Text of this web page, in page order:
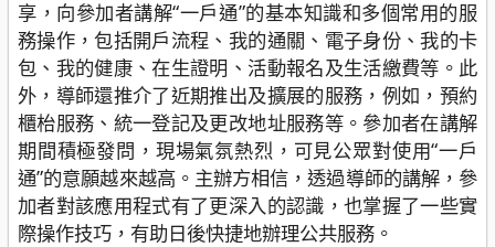
享，向參加者講解“一戶通”的基本知識和多個常用的服
務操作，包括開戶流程、我的通關、電子身份、我的卡
包、我的健康、在生證明、活動報名及生活繳費等。此
外，導師還推介了近期推出及擴展的服務，例如，預約
櫃枱服務、統一登記及更改地址服務等。參加者在講解
期間積極發問，現場氣氛熱烈，可見公眾對使用“一戶
通”的意願越來越高。主辦方相信，透過導師的講解，參
加者對該應用程式有了更深入的認識，也掌握了一些實
際操作技巧，有助日後快捷地辦理公共服務。